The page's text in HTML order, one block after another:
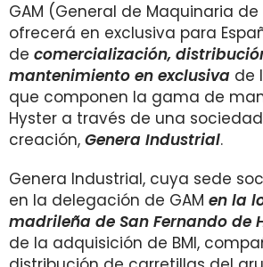
GAM (General de Maquinaria de
ofrecerá en exclusiva para
de comercialización,
mantenimiento en exclusiva de
que componen la gama de
Hyster a través de una
creación, Genera Industrial.
Genera Industrial, cuya sede
en la delegación de GAM en la
madrileña de San Fernando de
de la adquisición de BMI,